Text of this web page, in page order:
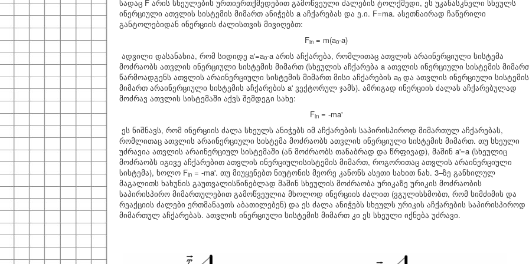
სადაც F არის სხეულების ურთიერთქმედებით გამოწვეული ძალების ტოლქმედი, ეს უკანასკნელი სხეულს
ინერციული ათვლის სისტემის მიმართ ანიჭებს a აჩქარებას და ე.ი. F=ma. ასეთნაირად ჩაწერილი
განტოლებიდან ინერციის ძალისთვის მივიღებთ:
Fin= m(a0-a)
ადვილი დასანახია, რომ სიდიდე a'=a0-a არის აჩქარება, რომლითაც ათვლის არაინერციული სისტემა
მოძრაობს ათვლის ინერციული სისტემის მიმართ (სხეულის აჩქარება a ათვლის ინერციული სისტემის
წარმოადგენს ათვლის არაინერციული სისტემის მიმართ მისი აჩქარების a0 და ათვლის ინერციული სისტემის
მიმართ არაინერციული სისტემის აჩქარების a' ვექტორულ ჯამს). ამრიგად ინერციის ძალას აჩქარებულად
მოძრავ ათვლის სისტემაში აქვს შემდეგი სახე:
Fin= -ma'
ეს ნიშნავს, რომ ინერციის ძალა სხეულს ანიჭებს იმ აჩქარების საპირისპიროდ მიმართულ აჩქარებას,
რომლითაც ათვლის არაინერციული სისტემა მოძრაობს ათვლის ინერციული სისტემის მიმართ. თუ სხეული
უძრავია ათვლის არაინერციულ სისტემაში (ან მოძრაობს თანაბრად და წრფივად), მაშინ a'=a (სხეულიც
მოძრაობს იგივე აჩქარებით ათვლის ინერციულისისტემის მიმართ, როგორითაც ათვლის არაინერციული
სისტემა), ხოლო Fin = -ma'. თუ მიუყენებთ ნიუტონის მეორე კანონს ასეთი სახით ნახ. 3–ზე განხილულ
მაგალითს ხახუნის გაუთვალისწინებლად მაშინ სხეულის მოძრაობა ურიკაზე ურიკის მოძრაობის
საპირისპირო მიმართულებით გამოწვეულია მხოლოდ ინერციის ძალით (ვგულისხმობთ, რომ სიმძიმის და
რეაქციის ძალები ერთმანაეთს აბათილებენ) და ეს ძალა ანიჭებს სხეულს ურიკის აჩქარების საპირისპიროდ
მიმართულ აჩქარებას. ათვლის ინერციული სისტემის მიმართ კი ეს სხეული იქნება უძრავი.